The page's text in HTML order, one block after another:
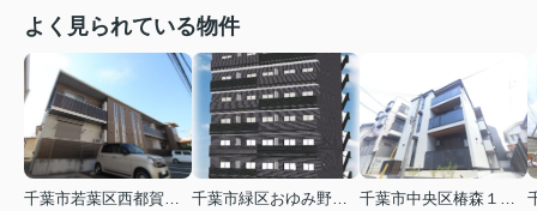
よく見られている物件
千葉市若葉区西都賀３丁目
千葉市緑区おゆみ野３丁目
千葉市中央区椿森１丁目